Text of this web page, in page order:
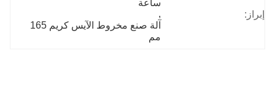
إبراز:
ساعة
,
آلة صنع مخروط الآيس كريم 165
مم